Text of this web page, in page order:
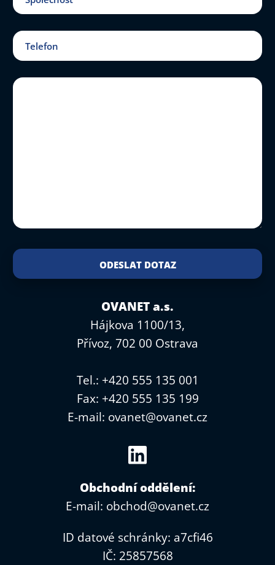
OVANET a.s.
Hájkova 1100/13,
Přívoz, 702 00 Ostrava
Tel.: +420 555 135 001
Fax: +420 555 135 199
E-mail: ovanet@ovanet.cz
Obchodní oddělení:
E-mail: obchod@ovanet.cz
ID datové schránky: a7cfi46
IČ: 25857568